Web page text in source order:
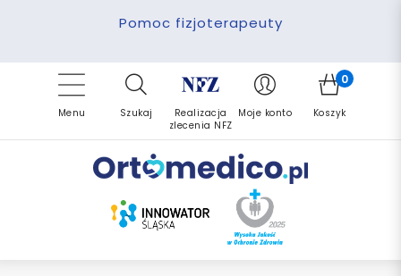
Darmowa dostawa
Pomoc fizjoterapeuty
Finansowanie PFRON
Refundacja NFZ
Zrealizuj zlecenie ponownie
Menu Szukaj
Realizacja
zlecenia NFZ
Moje konto
0
Koszyk